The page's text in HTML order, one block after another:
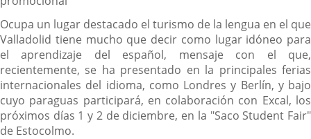
Ocupa un lugar destacado el turismo de la lengua en el que
Valladolid tiene mucho que decir como lugar idóneo para
el aprendizaje del español, mensaje con el que,
recientemente, se ha presentado en la principales ferias
internacionales del idioma, como Londres y Berlín, y bajo
cuyo paraguas participará, en colaboración con Excal, los
próximos días 1 y 2 de diciembre, en la "Saco Student Fair"
de Estocolmo.